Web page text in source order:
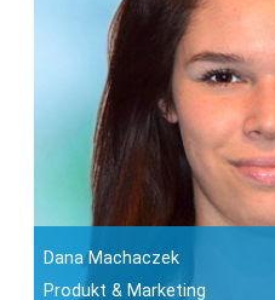
Dana Machaczek
Produkt & Marketing